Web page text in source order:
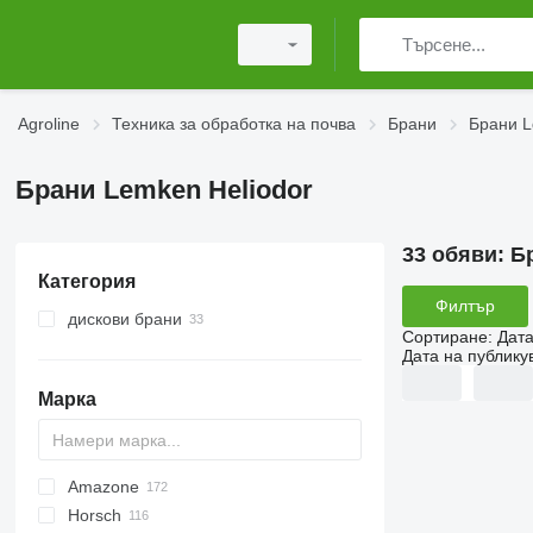
Agroline Техника за обработка на почва Брани Брани
Брани Lemken Heliodor
Категория
дискови брани
Марка
Multivator
Disc-O-Mulch
Maximulch
Jaguar
AT30
BT
8
10
Amazone
Avant
Green Ray
1-Series
Swifter
U-series
ROTANET
310
Disco
Powerchain
Chopstar
KSE
T series
UFO
GF
Super Maxx
Horsch
33 обяви:
Филтър
Сортиране:
Дата на